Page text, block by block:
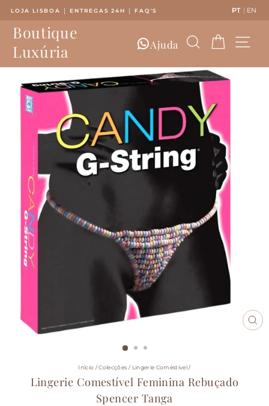
Conteúdo
LOJA LISBOA │ ENTREGAS 24H │ FAQ'S PT | EN
Boutique
Luxúria
Ajuda Pesquisar
Início / Colecções / Lingerie Comestível /
Lingerie Comestível Feminina Rebuçado
Spencer Tanga